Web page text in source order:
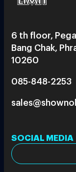
6 th floor,
Bang Chak,
10260
085-848-2253
SOCIAL MEDIA